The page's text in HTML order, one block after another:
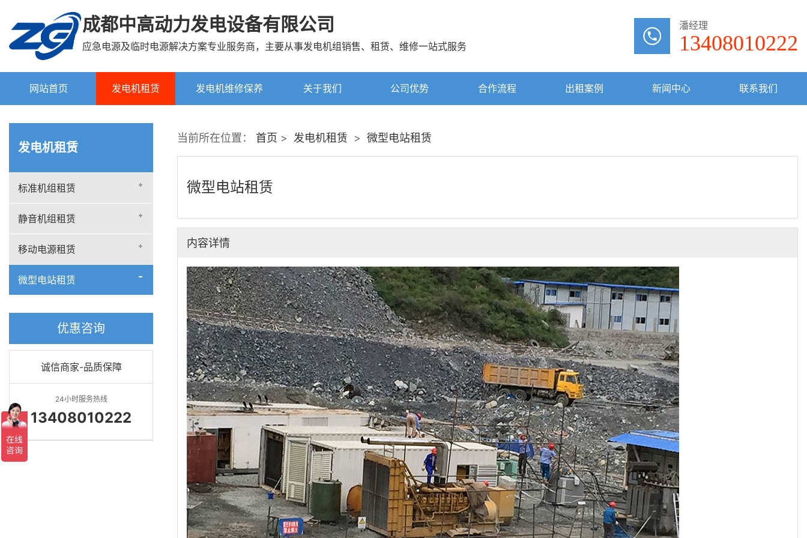
成都中高动力发电设备有限公司
应急电源及临时电源解决方案专业服务商，主要从事发电机组销售、租赁、维修一站式服务
潘经理
13408010222
网站首页 发电机租赁
移动电源租赁
微型电站租赁
发电机维修保养 关于我们 公司优势 合作流程 出租案例 新闻中心 联系我们
发电机租赁
标准机组租赁
静音机组租赁
移动电源租赁
微型电站租赁
优惠咨询
诚信商家-品质保障
24小时服务热线
13408010222
当前所在位置： 首页 > 发电机租赁 > 微型电站租赁
微型电站租赁
内容详情